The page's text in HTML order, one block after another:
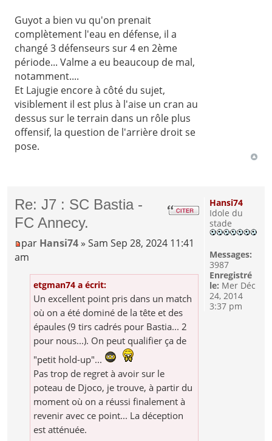
Guyot a bien vu qu'on prenait
complètement l'eau en défense, il a
changé 3 défenseurs sur 4 en 2ème
période... Valme a eu beaucoup de mal,
notamment....
Et Lajugie encore à côté du sujet,
visiblement il est plus à l'aise un cran au
dessus sur le terrain dans un rôle plus
offensif, la question de l'arrière droit se
pose.
Re: J7 : SC Bastia -
FC Annecy.
par Hansi74 » Sam Sep 28, 2024 11:41
am
etgman74 a écrit:
Un excellent point pris dans un match
où on a été dominé de la tête et des
épaules (9 tirs cadrés pour Bastia... 2
pour nous...). On peut qualifier ça de
"petit hold-up"...
Pas trop de regret à avoir sur le
poteau de Djoco, je trouve, à partir du
moment où on a réussi finalement à
revenir avec ce point... La déception
est atténuée.
Hansi74
Idole du
stade
Messages:
3987
Enregistré
le: Mer Déc
24, 2014
3:37 pm